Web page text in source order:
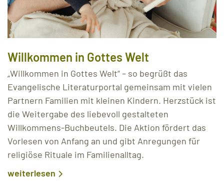
Willkommen in Gottes Welt
„Willkommen in Gottes Welt“ – so begrüßt das
Evangelische Literaturportal gemeinsam mit vielen
Partnern Familien mit kleinen Kindern. Herzstück ist
die Weitergabe des liebevoll gestalteten
Willkommens-Buchbeutels. Die Aktion fördert das
Vorlesen von Anfang an und gibt Anregungen für
religiöse Rituale im Familienalltag.
weiterlesen